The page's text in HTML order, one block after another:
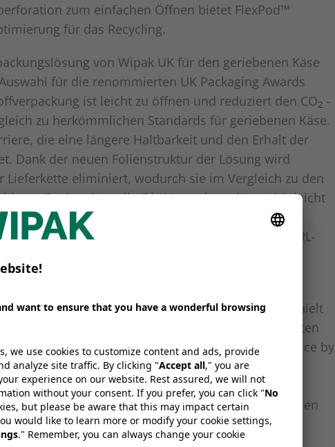
zum einfachen Öffnen bietet FlexPod™
für das Recycling.
von Wipak UK für den geriebenen Käse
für die renommierten UK Packaging Awards
ist leicht zu öffnen und reduziert den CO2 -
zu herkömmlichen Standards für geriebenen Käse.
die eine längere Haltbarkeit und den Erhalt der
Dank der neuen Folienstruktur der Lösung wird
Lieferkette eliminiert, wodurch sie im Vergleich zu den
Option darstellt. Die Verpackung lässt sich leicht
Zip-Verschluss wieder verschließen, um die
Zudem ist die Lösung über das britische OPRL-
recycelbar.
wurden in den letzten Jahren für ihre
Qualität mehrfach ausgezeichnet. Zum Beispiel erhielt
für geriebenen Käse den renommierten
(Oscardel’Emballage) im Jahr 2022. GreenChoice by
entwickelt worden, um optimal auf bestehenden
zu werden, ohne dass größere Investitionen in
Das ermöglicht unseren Kunden einen reibungslosen
Verpackungen, ohne